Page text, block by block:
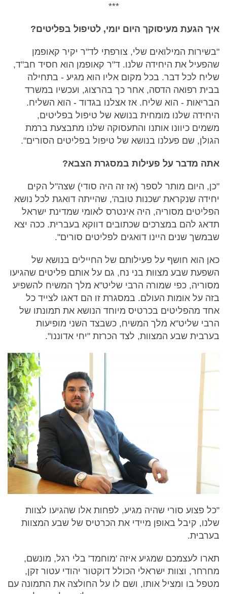
***
איך הגעת מעיסוקך היום יומי, לטיפול בפליטים?
"בשירות המילואים שלי, צורפתי לד"ר יקיר קאופמן
שהפעיל את היחידה שלנו. ד"ר קאופמן הוא חסיד חב"ד,
שליח לכל דבר. בכל מקום אליו הוא מגיע - בתחילה
בבית רפואה הדסה, אחר כך בהרצוג, ועכשיו במשרד
הבריאות - הוא שליח. אז אצלנו בגדוד - הוא השליח.
היחידה שלנו מומחית בנושא של טיפול בפליטים,
משמים כיוונו אותנו והתעסוקה שלנו מתבצעת ברמת
הגולן, שם פעלנו בנושא של טיפול בפליטים הסורים".
אתה מדבר על פעילות במסגרת הצבא?
"כן, היום מותר לספר (אז זה היה סודי) שצה"ל הקים
יחידה שנקראת 'שכנות טובה', שהייתה דואגת לכל נושא
הפליטים מסוריה, היה אינטרס לאומי שמדינת ישראל
תדאג להם במצרכים שכתובים דווקא בעברית. ככה יצא
שבמשך שנים היינו דואגים לפליטים סורים".
כאן הוא חושף על פעילותם של החיילים בנושא של
השפעת שבע מצוות בני נח, גם על אותם פליטים שהגיעו
מסוריה, כפי שמורה הרבי שליט"א מלך המשיח להשפיע
בזה על אומות העולם. במסגרת זו הם דאגו לצייד כל
אחד מהפליטים בכרטיס מיוחד הנושא את תמונתו של
הרבי שליט"א מלך המשיח, כשבצד השני מופיעות
בערבית שבע המצוות, לצד הכרזת "יחי אדוננו".
"כל פצוע סורי שהיה מגיע, לפחות אלו שהגיעו לצוות
שלנו, קיבל באופן מיידי את הכרטיס של שבע המצוות
בערבית.
תארו לעצמכם שמגיע איזה 'מוחמד' בלי רגל, מונשם,
מחרחר, וצוות ישראלי הכולל דוקטור יהודי עטור זקן,
מטפל בו ומציל אותו, ושם לו על החולצה את התמונה עם